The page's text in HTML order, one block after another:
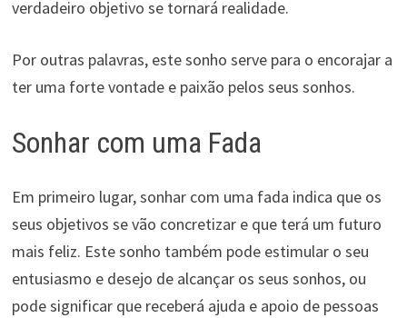
verdadeiro objetivo se tornará realidade.
Por outras palavras, este sonho serve para o encorajar a
ter uma forte vontade e paixão pelos seus sonhos.
Sonhar com uma Fada
Em primeiro lugar, sonhar com uma fada indica que os
seus objetivos se vão concretizar e que terá um futuro
mais feliz. Este sonho também pode estimular o seu
entusiasmo e desejo de alcançar os seus sonhos, ou
pode significar que receberá ajuda e apoio de pessoas